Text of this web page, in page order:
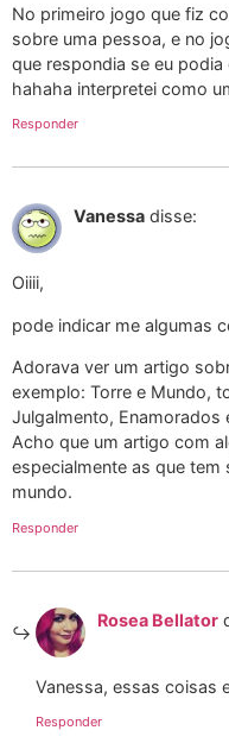
No primeiro jogo que fiz
sobre uma pessoa, e no
que respondia se eu podia
hahaha interpretei como
Responder
Vanessa disse:
Oiiii,
pode indicar me algumas
Adorava ver um artigo
exemplo: Torre e Mundo,
Julgalmento,
Acho que um artigo com
especialmente as que
mundo.
Responder
Rosea Bellator
Vanessa, essas coisas
Responder